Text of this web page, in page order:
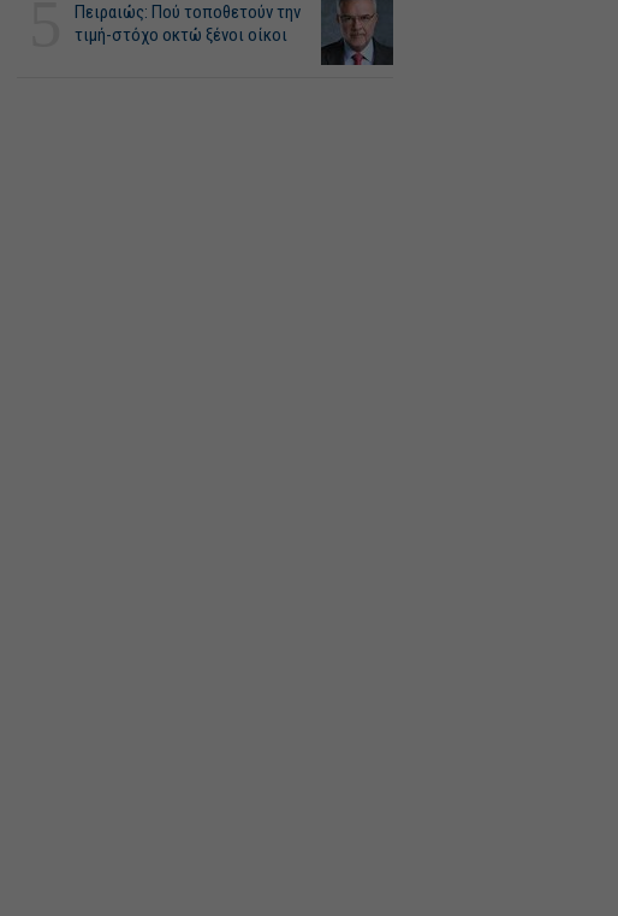
Πειραιώς: Πού τοποθετούν την
τιμή-στόχο οκτώ ξένοι οίκοι